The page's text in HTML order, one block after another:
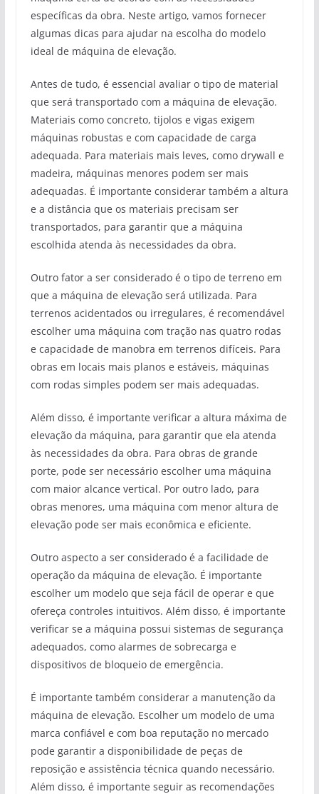
específicas da obra. Neste artigo, vamos fornecer
algumas dicas para ajudar na escolha do modelo
ideal de máquina de elevação.
Antes de tudo, é essencial avaliar o tipo de material
que será transportado com a máquina de elevação.
Materiais como concreto, tijolos e vigas exigem
máquinas robustas e com capacidade de carga
adequada. Para materiais mais leves, como drywall e
madeira, máquinas menores podem ser mais
adequadas. É importante considerar também a altura
e a distância que os materiais precisam ser
transportados, para garantir que a máquina
escolhida atenda às necessidades da obra.
Outro fator a ser considerado é o tipo de terreno em
que a máquina de elevação será utilizada. Para
terrenos acidentados ou irregulares, é recomendável
escolher uma máquina com tração nas quatro rodas
e capacidade de manobra em terrenos difíceis. Para
obras em locais mais planos e estáveis, máquinas
com rodas simples podem ser mais adequadas.
Além disso, é importante verificar a altura máxima de
elevação da máquina, para garantir que ela atenda
às necessidades da obra. Para obras de grande
porte, pode ser necessário escolher uma máquina
com maior alcance vertical. Por outro lado, para
obras menores, uma máquina com menor altura de
elevação pode ser mais econômica e eficiente.
Outro aspecto a ser considerado é a facilidade de
operação da máquina de elevação. É importante
escolher um modelo que seja fácil de operar e que
ofereça controles intuitivos. Além disso, é importante
verificar se a máquina possui sistemas de segurança
adequados, como alarmes de sobrecarga e
dispositivos de bloqueio de emergência.
É importante também considerar a manutenção da
máquina de elevação. Escolher um modelo de uma
marca confiável e com boa reputação no mercado
pode garantir a disponibilidade de peças de
reposição e assistência técnica quando necessário.
Além disso, é importante seguir as recomendações